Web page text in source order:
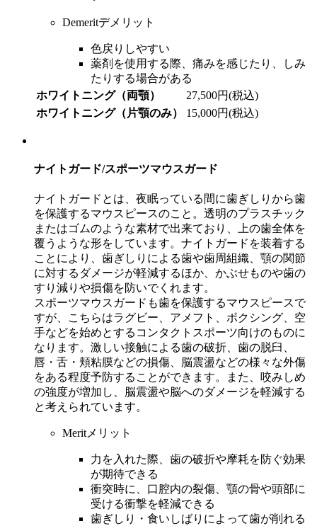
Demeritデメリット
色戻りしやすい
薬剤を使用する際、痛みを感じたり、しみ
たりする場合がある
ホワイトニング（両顎）
27,500円(税込)
ホワイトニング（片顎のみ）
15,000円(税込)
ナイトガード/スポーツマウスガード
ナイトガードとは、夜眠っている間に歯ぎしりから歯
を保護するマウスピースのこと。透明のプラスチック
またはゴムのような素材で出来ており、上の歯全体を
覆うような形をしています。ナイトガードを装着する
ことにより、歯ぎしりによる歯や歯周組織、顎の関節
に対するダメージが軽減するほか、かぶせものや歯の
すり減りや損傷を防いでくれます。
スポーツマウスガードも歯を保護するマウスピースで
すが、こちらはラグビー、アメフト、ボクシング、空
手などを始めとするコンタクトスポーツ向けのものに
なります。激しい接触による歯の破折、歯の脱臼、
唇・舌・頬粘膜などの損傷、脳震盪などの様々な外傷
をある程度予防することができます。また、咬みしめ
の強度が増加し、脳震盪や脳へのダメージを軽減する
と考えられています。
Merit メリット
力を入れた際、歯の破折や摩耗を防ぐ効果
が期待できる
衝突時に、口腔内の裂傷、顎の骨や頭部に
受ける衝撃を軽減できる
歯ぎしり・食いしばりによって歯が削れる